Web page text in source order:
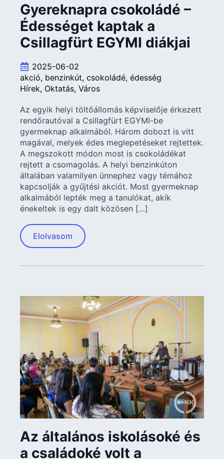
Gyereknapra csokoládé –
Édességet kaptak a
Csillagfürt EGYMI diákjai
2025-06-02
akció benzinkút csokoládé édesség
Hírek Oktatás Város
Az egyik helyi töltőállomás képviselője érkezett
rendőrautóval a Csillagfürt EGYMI-be
gyermeknap alkalmából. Három dobozt is vitt
magával, melyek édes meglepetéseket rejtettek.
A megszokott módon most is csokoládékat
rejtett a csomagolás. A helyi benzinkúton
általában valamilyen ünnephez vagy témához
kapcsolják a gyűjtési akciót. Most gyermeknap
alkalmából lepték meg a tanulókat, akik
énekeltek is egy dalt közösen […]
Elolvasom
Az általános iskolásoké és
a családoké volt a